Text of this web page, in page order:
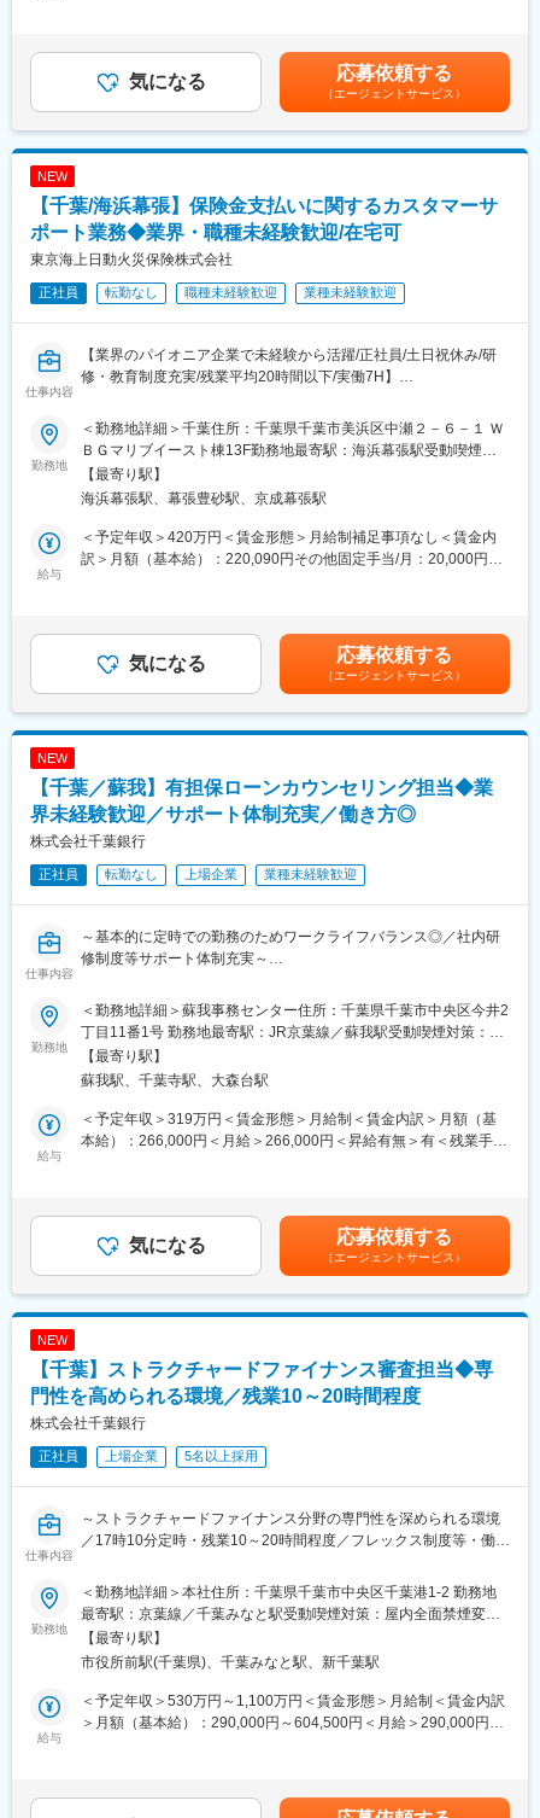
プの一員として、千葉県（及び隣接地域）のベンチャー企業の発
掘・育成支援や、事業承継等の課題解決支援をつうじて、地域の
持続的発展に貢献することが求められています。
■組織構成：
変更の範囲：（変更の範囲）その他当行が指示する業務
・保険関連ツール・システムに係る企画・運営業務
・保険商品販売に係る商品選定・商品改定業務
のプロジェクトに参加していただきます。
・外部評価機関の評価結果を踏まえた保険商品ラインアップの見
直しなども担当していただきます。
●このポジションの魅力／得られる経験やスキル
も、大きな転換期にある中、商品選定体制や各種提案ツールの高
度化、非対面チャネルの強化等、当行の今後の10年を見据えた土
●キャリアパス
まずは保険の企画業務をご担当いただきます。
将来的には保険業務のプロフェッショナルとして、あるいは保険
以外での企画業務など、ご経験・スキルやご希望を踏まえたキャ
リアパスを描いていただくことができる環境です。
より在宅でのリモートワークも可能です
変更の範囲：（変更の範囲）その他当行が指示する業務
る可能性があります。月給(月額)は固定手当を含めた表記です。
気になる 応募依頼する
（エージェントサービス）
NEW
【千葉/海浜幕張】保険金支払いに関するカスタマーサ
ポート業務◆業界・職種未経験歓迎/在宅可
東京海上日動火災保険株式会社
正社員 転勤なし 職種未経験歓迎 業種未経験歓迎
仕事内容
【業界のパイオニア企業で未経験から活躍/正社員/土日祝休み/研
修・教育制度充実/残業平均20時間以下/実働7H】
特定社員（特定業務主務）として、所属長や上司による指示のも
と、自動車保険の定型的なお支払業務を担当いただきます。お客
様や事故のお相手から、事故対応に対する“心から”の感謝やお褒め
のお言葉をいただくことも多くあります。
また、組織内のコミュニケーションが活発で、チームワークもよ
く、相談もしやすい環境で仕事をしていただけます。
・事故に遭われたお客様・お相手へ、事故状況や被害状況の確認
とアドバイス
・電話やデジタルツール（メール・チャットツール等）を活用し
たお客様・お相手への対応経過やお支払保険金に関する報告
・その他保険金お支払いに関する各種事務手続き
り、未経験の方が安心して働ける環境となっています。
【その他職務・職場関連情報】
（1）勤務時間・休暇：
・来客・電話受付は17時までとなっており、18時前後には退社さ
れる方が多いです。
きる特別連続有給休暇制度があり（前後土日休暇などを含めると9
日間以上連続した休暇取得が可能）、ほとんどの方がこの制度を
（2）在宅勤務：
インフラは整備されており、配属先職場の事情によりますが、在
宅勤務も可能です。
（3）職場・雇用環境：
・特定社員（特定業務主務）として15名が在籍しており、30～50
歳代が中心となっています。お子様がいらっしゃる方も多く、家
庭と仕事のバランスをとりながら働ける環境です。
変更の範囲：担当保険種類（自動車・火災など）の変更可能性は
ありますが、営業職などへの変更は想定しておりません。
勤務地
＜勤務地詳細＞千葉住所：千葉県千葉市美浜区中瀬２－６－１ Ｗ
ＢＧマリブイースト棟13F勤務地最寄駅：海浜幕張駅受動喫煙対
策：屋内全面禁煙変更の範囲：本文参照
【最寄り駅】
海浜幕張駅、幕張豊砂駅、京成幕張駅
給与
＜予定年収＞420万円＜賃金形態＞月給制補足事項なし＜賃金内
訳＞月額（基本給）：220,090円その他固定手当/月：20,000円＜
時間に応じて支給します。）※初年度は入社時期により賞与の一部
減額が適用されます。賃金はあくまでも目安の金額であり、選考
を通じて上下する可能性があります。月給(月額)は固定手当を含め
た表記です。
気になる 応募依頼する
（エージェントサービス）
NEW
【千葉／蘇我】有担保ローンカウンセリング担当◆業
界未経験歓迎／サポート体制充実／働き方◎
株式会社千葉銀行
正社員 転勤なし 上場企業 業種未経験歓迎
仕事内容
～基本的に定時での勤務のためワークライフバランス◎／社内研
修制度等サポート体制充実～
●お任せする業務
・住宅ローンご利用中のお客様に対する条件変更等のご相談、延
滞督促等の業務
●具体的な業務内容
・住宅ローンのご返済が難しくなり、延滞が発生してしまったお
客様に対する電話及びSMSによる督促。
・延滞発生のお客様に対しては勿論のこと、病気や離職、離婚等
件変更等の提案対応。
※お客様の事情によっては、ご自宅や近隣の支店等に訪問するケー
スも稀にあります。
●このポジションの魅力／得られる経験やスキル
・原則として時間外業務は想定しておりません。
・お困りのお客様に対するカウンセリング業務であり弊行のパー
パスである「一人一人の思いを、もっと実現できる地域社会にす
る」を体現できる業務でもあります。
●組織の特徴
住宅ローンのご返済は長期間に渡ります。お客様が借入れされて
からが本当のお付き合いと言っても過言ではありません。「お客
様のライフスタイルの変化に寄り添って行く業務」と言い換える
こともできます。
さまざまな変化に対応しながら、末長くお客様に安心してご利用
いただくことが使命です。
一方、ごく一部ではありますが、「住宅ローンの不正利用事案」
勤務地
＜勤務地詳細＞蘇我事務センター住所：千葉県千葉市中央区今井2
丁目11番1号 勤務地最寄駅：JR京葉線／蘇我駅受動喫煙対策：屋
内全面禁煙変更の範囲：本文参照
【最寄り駅】
蘇我駅、千葉寺駅、大森台駅
給与
＜予定年収＞319万円＜賃金形態＞月給制＜賃金内訳＞月額（基
本給）：266,000円＜月給＞266,000円＜昇給有無＞有＜残業手当
気になる 応募依頼する
（エージェントサービス）
NEW
【千葉】ストラクチャードファイナンス審査担当◆専
門性を高められる環境／残業10～20時間程度
株式会社千葉銀行
正社員 上場企業 5名以上採用
仕事内容
～ストラクチャードファイナンス分野の専門性を深められる環境
／17時10分定時・残業10～20時間程度／フレックス制度等・働き
千葉銀行では、プロジェクトファイナンス、不動産ノンリコース
ローン、LBOファイナンス等のストラクチャードファイナンス分
野において取組案件が増加しています。専門性の高い案件への対
応を強化していくため、増員採用となります。
●お任せする業務
・ストラクチャードファイナンス案件（プロジェクトファイナン
・ストラクチャードファイナンス審査に係る企画業務（審査手法
勤務地
＜勤務地詳細＞本社住所：千葉県千葉市中央区千葉港1-2 勤務地
最寄駅：京葉線／千葉みなと駅受動喫煙対策：屋内全面禁煙変更
の範囲：上記補足参照
【最寄り駅】
市役所前駅(千葉県)、千葉みなと駅、新千葉駅
給与
＜予定年収＞530万円～1,100万円＜賃金形態＞月給制＜賃金内訳
＞月額（基本給）：290,000円～604,500円＜月給＞290,000円～
る可能性があります。月給(月額)は固定手当を含めた表記です。